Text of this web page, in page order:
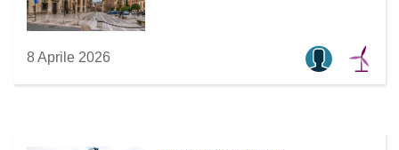
8 Aprile 2026